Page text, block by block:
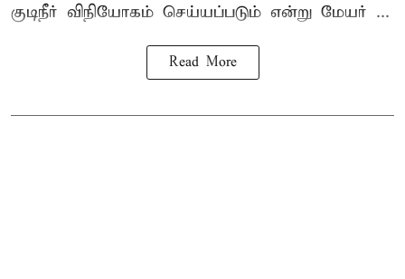
குடிநீர் விநியோகம் செய்யப்படும் என்று மேயர் ...
Read More